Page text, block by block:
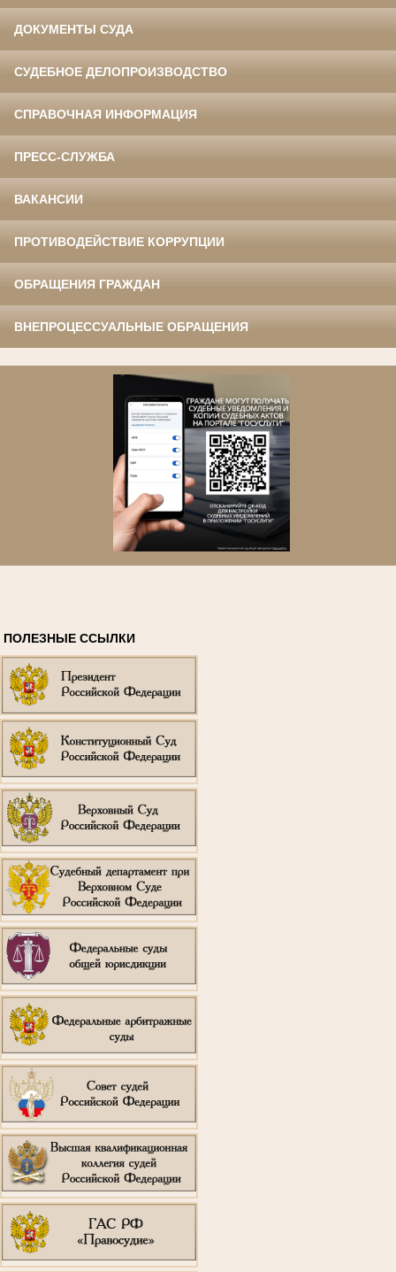
ДОКУМЕНТЫ СУДА
СУДЕБНОЕ ДЕЛОПРОИЗВОДСТВО
СПРАВОЧНАЯ ИНФОРМАЦИЯ
ПРЕСС-СЛУЖБА
ВАКАНСИИ
ПРОТИВОДЕЙСТВИЕ КОРРУПЦИИ
ОБРАЩЕНИЯ ГРАЖДАН
ВНЕПРОЦЕССУАЛЬНЫЕ ОБРАЩЕНИЯ
ПОЛЕЗНЫЕ ССЫЛКИ